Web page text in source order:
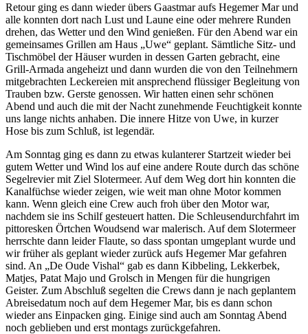
Retour ging es dann wieder übers Gaastmar aufs Hegemer Mar und
alle konnten dort nach Lust und Laune eine oder mehrere Runden
drehen, das Wetter und den Wind genießen. Für den Abend war ein
gemeinsames Grillen am Haus „Uwe“ geplant. Sämtliche Sitz- und
Tischmöbel der Häuser wurden in dessen Garten gebracht, eine
Grill-Armada angeheizt und dann wurden die von den Teilnehmern
mitgebrachten Leckereien mit ansprechend flüssiger Begleitung von
Trauben bzw. Gerste genossen. Wir hatten einen sehr schönen
Abend und auch die mit der Nacht zunehmende Feuchtigkeit konnte
uns lange nichts anhaben. Die innere Hitze von Uwe, in kurzer
Hose bis zum Schluß, ist legendär.
Am Sonntag ging es dann zu etwas kulanterer Startzeit wieder bei
gutem Wetter und Wind los auf eine andere Route durch das schöne
Segelrevier mit Ziel Slotermeer. Auf dem Weg dort hin konnten die
Kanalfüchse wieder zeigen, wie weit man ohne Motor kommen
kann. Wenn gleich eine Crew auch froh über den Motor war,
nachdem sie ins Schilf gesteuert hatten. Die Schleusendurchfahrt im
pittoresken Örtchen Woudsend war malerisch. Auf dem Slotermeer
herrschte dann leider Flaute, so dass spontan umgeplant wurde und
wir früher als geplant wieder zurück aufs Hegemer Mar gefahren
sind. An „De Oude Vishal“ gab es dann Kibbeling, Lekkerbek,
Matjes, Patat Majo und Grolsch in Mengen für die hungrigen
Geister. Zum Abschluß segelten die Crews dann je nach geplantem
Abreisedatum noch auf dem Hegemer Mar, bis es dann schon
wieder ans Einpacken ging. Einige sind auch am Sonntag Abend
noch geblieben und erst montags zurückgefahren.